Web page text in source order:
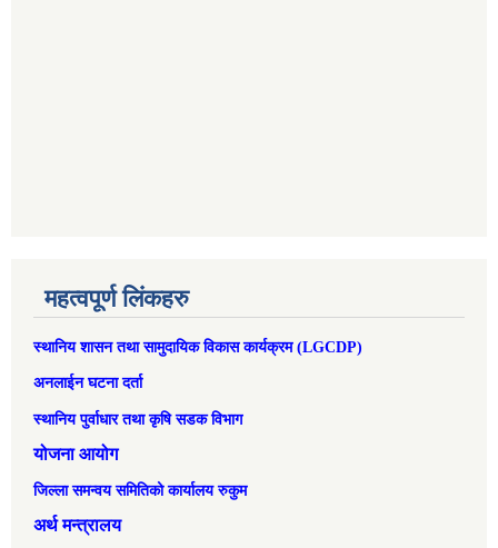
महत्वपूर्ण लिंकहरु
स्थानिय शासन तथा सामुदायिक विकास कार्यक्रम (LGCDP)
अनलाईन घटना दर्ता
स्थानिय पुर्वाधार तथा कृषि सडक विभाग
योजना आयोग
जिल्ला समन्वय समितिको कार्यालय रुकुम
अर्थ मन्त्रालय